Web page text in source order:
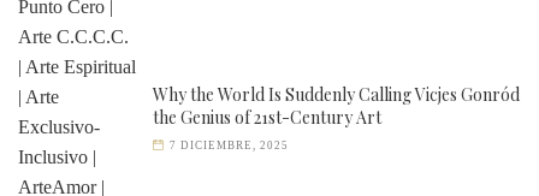
Why the World Is Suddenly Calling Vicjes Gonród
the Genius of 21st-Century Art
7 DICIEMBRE, 2025